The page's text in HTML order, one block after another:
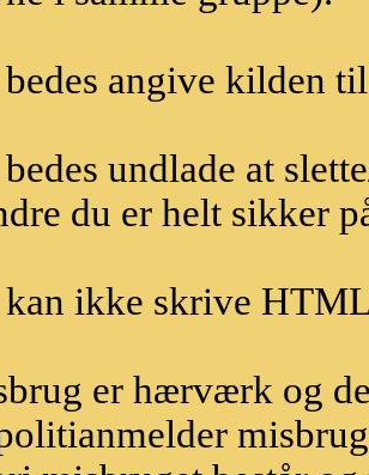
angive kilden
undlade at
du er helt sikker
ikke skrive
er hærværk og